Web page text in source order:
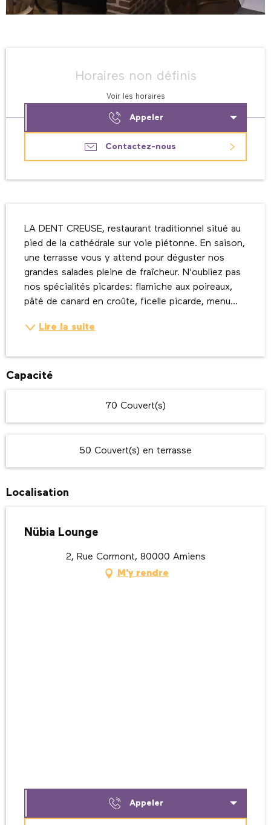
Horaires non définis
Voir les horaires
Appeler
Contactez-nous
LA DENT CREUSE, restaurant traditionnel situé au
pied de la cathédrale sur voie piétonne. En saison,
une terrasse vous y attend pour déguster nos
grandes salades pleine de fraîcheur. N'oubliez pas
nos spécialités picardes: flamiche aux poireaux,
pâté de canard en croûte, ficelle picarde, menu...
Lire la suite
Capacité
70 Couvert(s)
50 Couvert(s) en terrasse
Localisation
Nübia Lounge
2, Rue Cormont, 80000 Amiens
M'y rendre
Appeler